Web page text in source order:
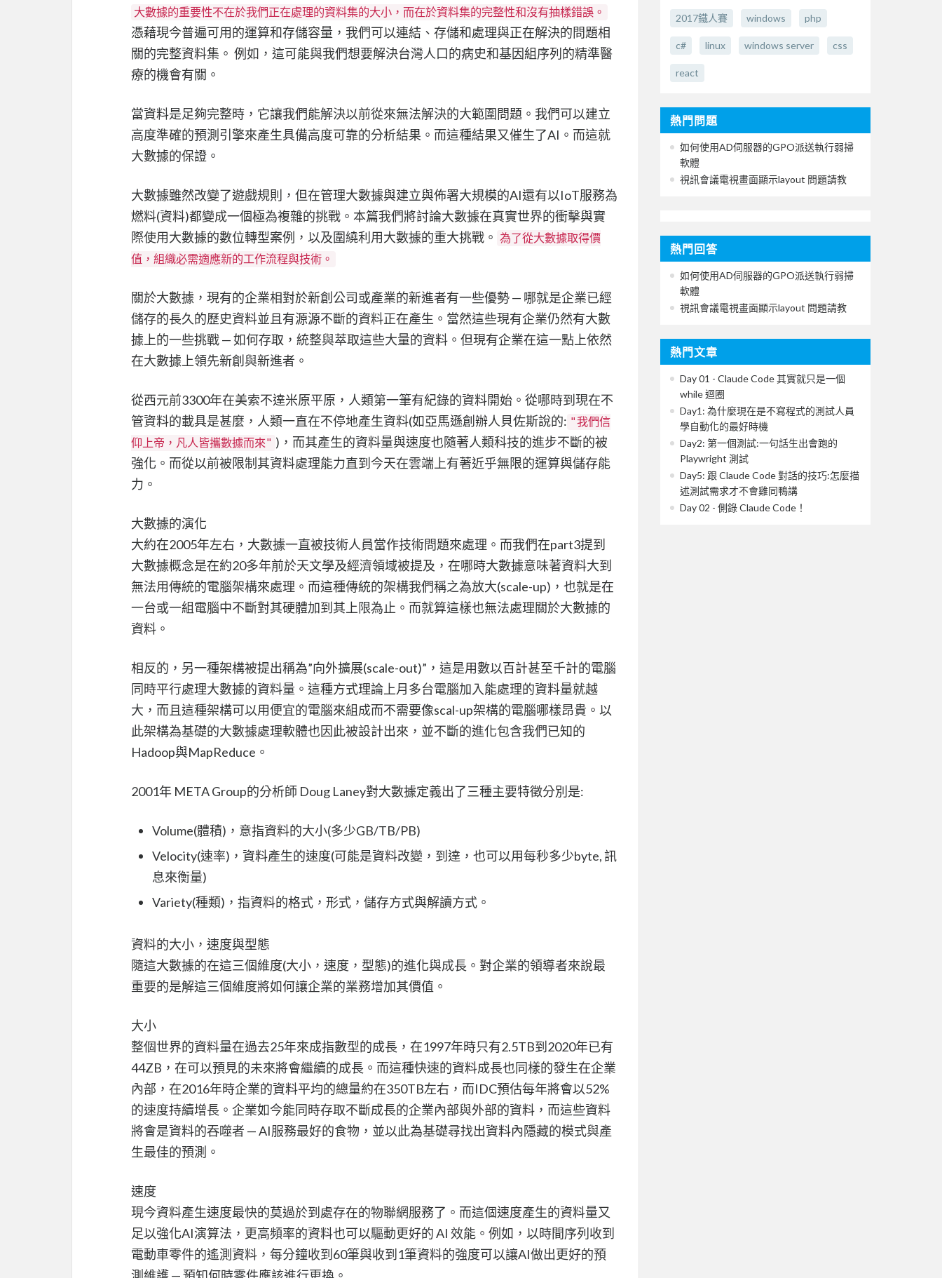
大數據的重要性不在於我們正在處理的資料集的大小，而在於資料集的完整性和沒有抽樣錯誤。
憑藉現今普遍可用的運算和存儲容量，我們可以連結、存儲和處理與正在解決的問題相
關的完整資料集。 例如，這可能與我們想要解決台灣人口的病史和基因組序列的精準醫
療的機會有關。
當資料是足夠完整時，它讓我們能解決以前從來無法解決的大範圍問題。我們可以建立
高度準確的預測引擎來產生具備高度可靠的分析結果。而這種結果又催生了AI。而這就
大數據的保證。
大數據雖然改變了遊戲規則，但在管理大數據與建立與佈署大規模的AI還有以IoT服務為
燃料(資料)都變成一個極為複雜的挑戰。本篇我們將討論大數據在真實世界的衝擊與實
際使用大數據的數位轉型案例，以及圍繞利用大數據的重大挑戰。 為了從大數據取得價
值，組織必需適應新的工作流程與技術。
關於大數據，現有的企業相對於新創公司或產業的新進者有一些優勢 — 哪就是企業已經
儲存的長久的歷史資料並且有源源不斷的資料正在產生。當然這些現有企業仍然有大數
據上的一些挑戰 — 如何存取，統整與萃取這些大量的資料。但現有企業在這一點上依然
在大數據上領先新創與新進者。
從西元前3300年在美索不達米原平原，人類第一筆有紀錄的資料開始。從哪時到現在不
管資料的載具是甚麼，人類一直在不停地產生資料(如亞馬遜創辦人貝佐斯說的: "我們信
仰上帝，凡人皆攜數據而來" )，而其產生的資料量與速度也隨著人類科技的進步不斷的被
強化。而從以前被限制其資料處理能力直到今天在雲端上有著近乎無限的運算與儲存能
力。
大數據的演化
大約在2005年左右，大數據一直被技術人員當作技術問題來處理。而我們在part3提到
大數據概念是在約20多年前於天文學及經濟領域被提及，在哪時大數據意味著資料大到
無法用傳統的電腦架構來處理。而這種傳統的架構我們稱之為放大(scale-up)，也就是在
一台或一組電腦中不斷對其硬體加到其上限為止。而就算這樣也無法處理關於大數據的
資料。
相反的，另一種架構被提出稱為”向外擴展(scale-out)”，這是用數以百計甚至千計的電腦
同時平行處理大數據的資料量。這種方式理論上月多台電腦加入能處理的資料量就越
大，而且這種架構可以用便宜的電腦來組成而不需要像scal-up架構的電腦哪樣昂貴。以
此架構為基礎的大數據處理軟體也因此被設計出來，並不斷的進化包含我們已知的
Hadoop與MapReduce。
2001年 META Group的分析師 Doug Laney對大數據定義出了三種主要特徵分別是:
Volume(體積)，意指資料的大小(多少GB/TB/PB)
Velocity(速率)，資料產生的速度(可能是資料改變，到達，也可以用每秒多少byte, 訊
息來衡量)
Variety(種類)，指資料的格式，形式，儲存方式與解讀方式。
資料的大小，速度與型態
隨這大數據的在這三個維度(大小，速度，型態)的進化與成長。對企業的領導者來說最
重要的是解這三個維度將如何讓企業的業務增加其價值。
大小
整個世界的資料量在過去25年來成指數型的成長，在1997年時只有2.5TB到2020年已有
44ZB，在可以預見的未來將會繼續的成長。而這種快速的資料成長也同樣的發生在企業
內部，在2016年時企業的資料平均的總量約在350TB左右，而IDC預估每年將會以52%
的速度持續增長。企業如今能同時存取不斷成長的企業內部與外部的資料，而這些資料
將會是資料的吞噬者 — AI服務最好的食物，並以此為基礎尋找出資料內隱藏的模式與產
生最佳的預測。
速度
現今資料產生速度最快的莫過於到處存在的物聯網服務了。而這個速度產生的資料量又
足以強化AI演算法，更高頻率的資料也可以驅動更好的 AI 效能。例如，以時間序列收到
電動車零件的遙測資料，每分鐘收到60筆與收到1筆資料的強度可以讓AI做出更好的預
測維護 — 預知何時零件應該進行更換。
2017鐵人賽 windows php
c# linux windows server css
react
熱門問題
如何使用AD伺服器的GPO派送執行弱掃
軟體
視訊會議電視畫面顯示layout 問題請教
熱門回答
如何使用AD伺服器的GPO派送執行弱掃
軟體
視訊會議電視畫面顯示layout 問題請教
熱門文章
Day 01 - Claude Code 其實就只是一個
while 迴圈
Day1: 為什麼現在是不寫程式的測試人員
學自動化的最好時機
Day2: 第一個測試:一句話生出會跑的
Playwright 測試
Day5: 跟 Claude Code 對話的技巧:怎麼描
述測試需求才不會雞同鴨講
Day 02 - 側錄 Claude Code！